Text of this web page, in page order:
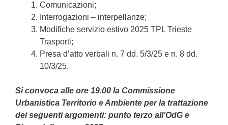
Comunicazioni;
Interrogazioni – interpellanze;
Modifiche servizio estivo 2025 TPL Trieste
Trasporti;
Presa d’atto verbali n. 7 dd. 5/3/25 e n. 8 dd.
10/3/25.
Si convoca alle ore 19.00 la Commissione
Urbanistica Territorio e Ambiente per la trattazione
dei seguenti argomenti: punto terzo all’OdG e